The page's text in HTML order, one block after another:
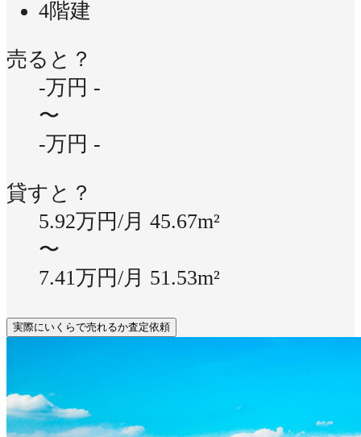
4階建
売ると？
-万円 -
〜
-万円 -
貸すと？
5.92万円/月 45.67m²
〜
7.41万円/月 51.53m²
実際にいくらで売れるか査定依頼